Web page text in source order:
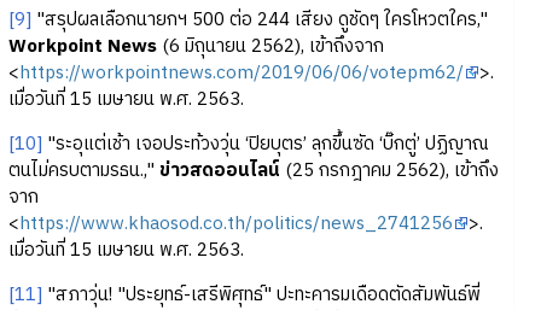
[9] "สรุปผลเลือกนายกฯ 500 ต่อ 244 เสียง ดูชัดๆ ใครโหวตใคร,"
Workpoint News(6 มิถุนายน 2562), เข้าถึงจาก
<https://workpointnews.com/2019/06/06/votepm62/ >.
เมื่อวันที่ 15 เมษายน พ.ศ. 2563.
[10] "ระอุแต่เช้า เจอประท้วงวุ่น ‘ปิยบุตร’ ลุกขึ้นซัด ‘บิ๊กตู่’ ปฏิญาณ
ตนไม่ครบตามรธน.," ข่าวสดออนไลน์ (25 กรกฎาคม 2562), เข้าถึง
จาก
<https://www.khaosod.co.th/politics/news_2741256 >.
เมื่อวันที่ 15 เมษายน พ.ศ. 2563.
[11] "สภาวุ่น! "ประยุทธ์-เสรีพิศุทธ์" ปะทะคารมเดือดตัดสัมพันธ์พี่